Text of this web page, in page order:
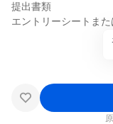
提出書類
エントリーシートま